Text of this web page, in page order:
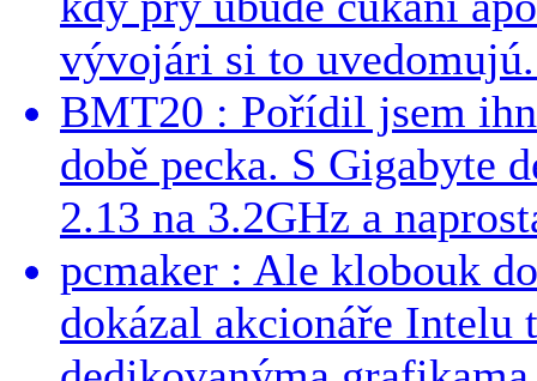
vývojári si to
BMT20 : Pořídil jsem
době pecka. S Gigabyte
2.13 na 3.2GHz a
pcmaker : Ale klobouk
dokázal akcionáře Intelu